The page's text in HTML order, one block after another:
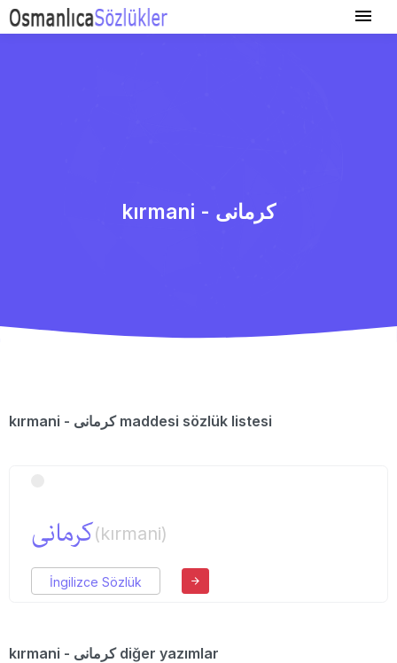
kırmani - كرمانی
kırmani - كرمانی maddesi sözlük listesi
كرمانی(kırmani)
İngilizce Sözlük
kırmani - كرمانی diğer yazımlar